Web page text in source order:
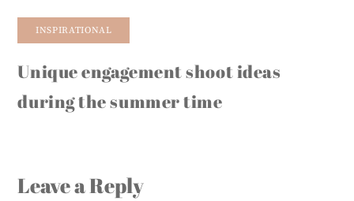
INSPIRATIONAL
Unique engagement shoot ideas
during the summer time
Leave a Reply